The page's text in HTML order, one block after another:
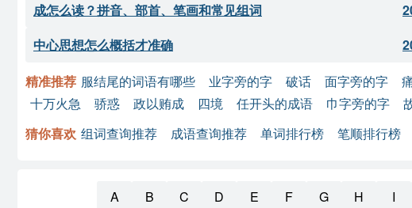
成怎么读？拼音、部首、笔画和常见组词
中心思想怎么概括才准确
精准推荐 服结尾的词语有哪些 业字旁的字 破话 面字旁的字
十万火急
骄惑 政以贿成 四境 任开头的成语 巾字旁的字
猜你喜欢 组词查询推荐 成语查询推荐 单词排行榜 笔顺排行榜
A B C D E F G H I